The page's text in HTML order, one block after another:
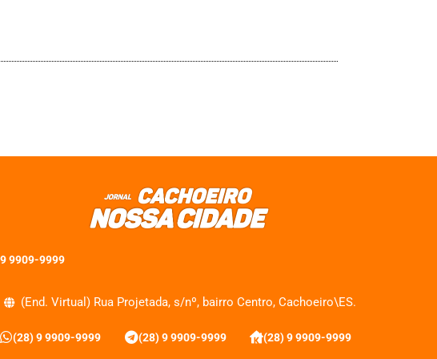
9909-9999
(End. Virtual) Rua Projetada, s/nº, bairro Centro, Cachoeiro\ES.
(28) 9 9909-9999 (28) 9 9909-9999 (28) 9 9909-9999